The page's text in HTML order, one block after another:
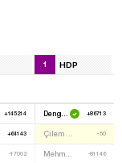
1 HDP
+145214 Dengir Mir Fırat +86713
+64143 -50
-17002 Mehmet Alıç -81146